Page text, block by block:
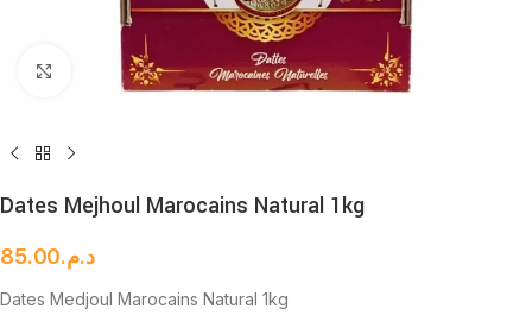
Cliquez pour agrandir
Dates Mejhoul Marocains Natural 1kg
د.م.85.00
Dates Medjoul Marocains Natural 1kg